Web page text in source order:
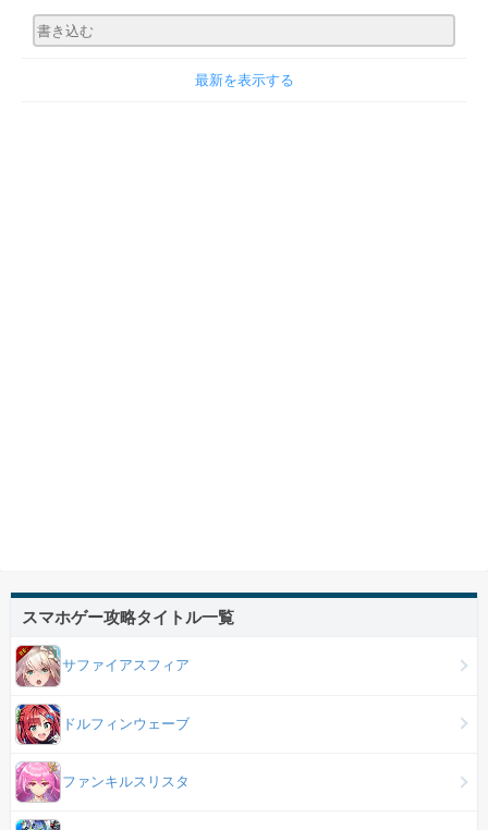
最新を表示する
スマホゲー攻略タイトル一覧
サファイアスフィア
ドルフィンウェーブ
ファンキルスリスタ